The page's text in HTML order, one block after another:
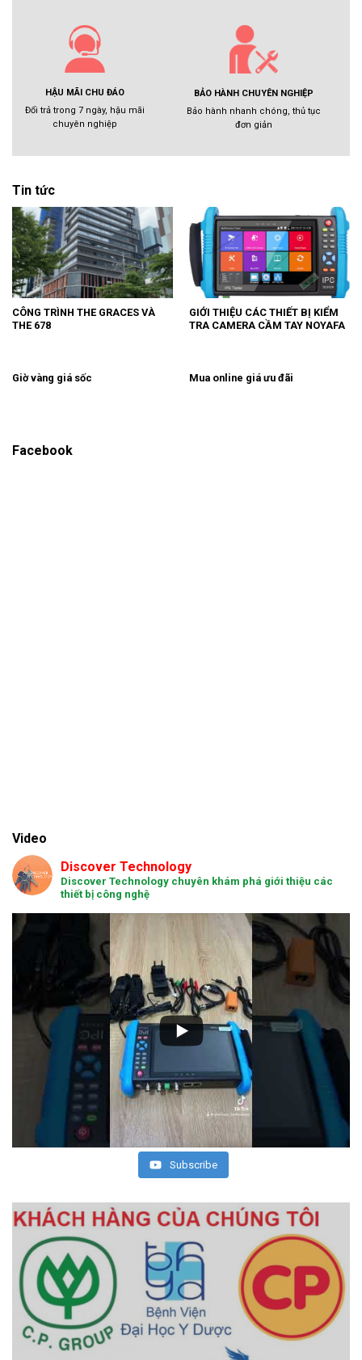
HẬU MÃI CHU ĐÁO
Đổi trả trong 7 ngày, hậu mãi
chuyên nghiệp
BẢO HÀNH CHUYÊN NGHIỆP
Bảo hành nhanh chóng, thủ tục
đơn giản
Tin tức
CÔNG TRÌNH THE GRACES VÀ
THE 678
GIỚI THIỆU CÁC THIẾT BỊ KIỂM
TRA CAMERA CẦM TAY NOYAFA
Giờ vàng giá sốc Mua online giá ưu đãi
Facebook
Video
Discover Technology
Discover Technology chuyên khám phá giới thiệu các
thiết bị công nghệ
Subscribe